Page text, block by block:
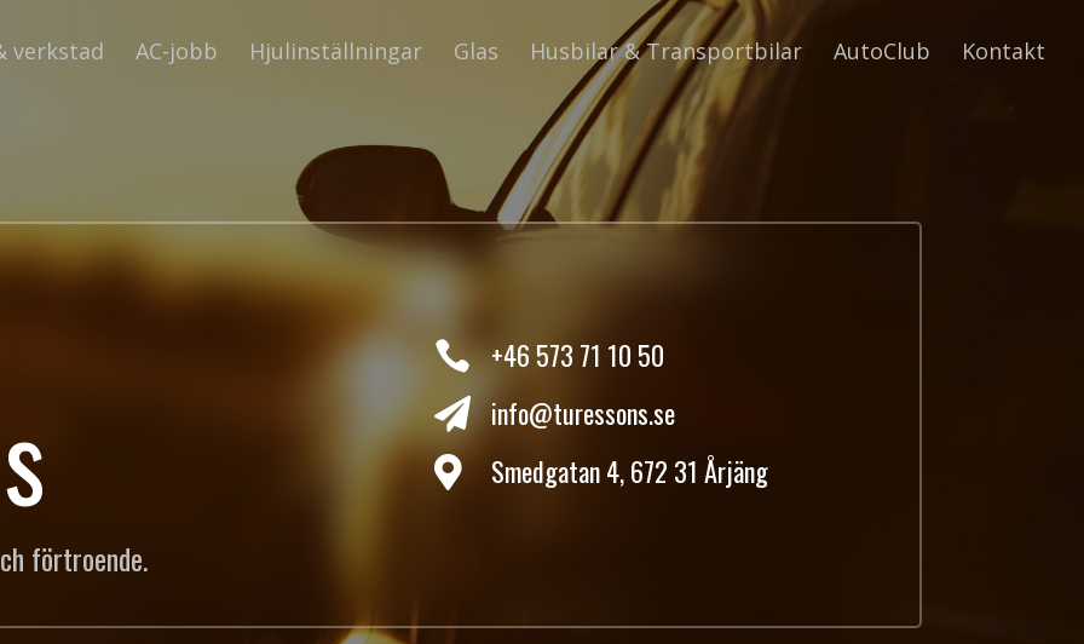
verkstad AC-jobb Hjulinställningar Glas Husbilar & Transportbilar AutoClub Kontakt
förtroende.
 +46 573 71 10 50
 info@turessons.se
 Smedgatan 4, 672 31 Årjäng